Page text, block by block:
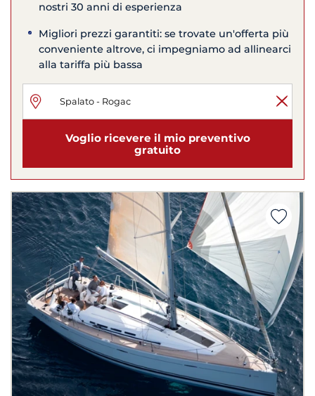
nostri 30 anni di esperienza
Migliori prezzi garantiti: se trovate un'offerta più
conveniente altrove, ci impegniamo ad allinearci
alla tariffa più bassa
Voglio ricevere il mio preventivo
gratuito